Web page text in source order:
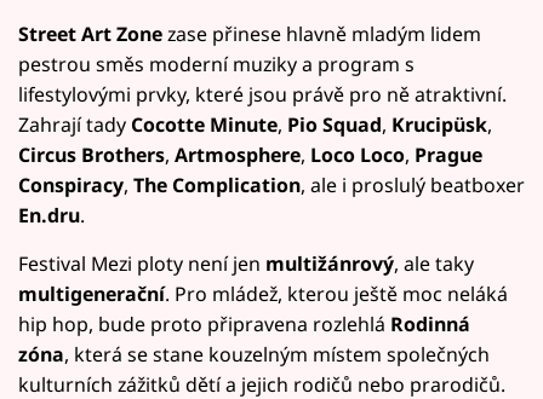
Street Art Zonezase přinese hlavně mladým lidem
pestrou směs moderní muziky a program s
lifestylovými prvky, které jsou právě pro ně atraktivní.
Zahrají tady Cocotte Minute, Pio Squad, Krucipüsk,
Circus Brothers, Artmosphere, Loco Loco, Prague
Conspiracy, The Complication, ale i proslulý beatboxer
En.dru.
Festival Mezi ploty není jen multižánrový, ale taky
multigenerační. Pro mládež, kterou ještě moc neláká
hip hop, bude proto připravena rozlehlá Rodinná
zóna, která se stane kouzelným místem společných
kulturních zážitků dětí a jejich rodičů nebo prarodičů.